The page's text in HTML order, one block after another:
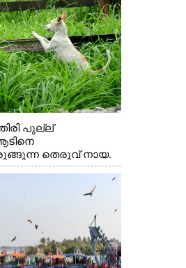
പുല്ല്
തെരുവ് നായ.
നിന്നുള്ള